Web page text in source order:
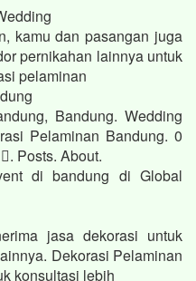
kamu dan pasangan juga
pernikahan lainnya untuk
pelaminan
Bandung. Wedding
Pelaminan Bandung. 0
Posts. About.
di bandung di Global
jasa dekorasi untuk
Dekorasi Pelaminan
konsultasi lebih